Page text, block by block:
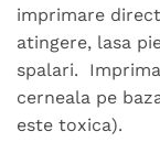
imprimare
atingere, lasa
spalari.
cerneala pe
este toxica).